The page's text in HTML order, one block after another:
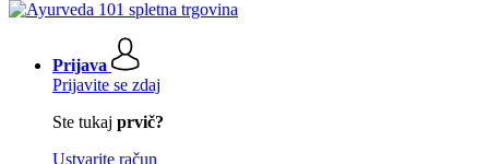
Prijava
Prijavite se zdaj
Ste tukaj prvič?
Ustvarite račun